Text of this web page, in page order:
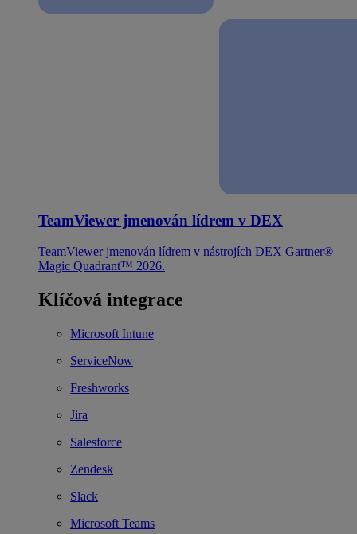
TeamViewer jmenován lídrem v DEX
TeamViewer jmenován lídrem v nástrojích DEX Gartner®
Magic Quadrant™ 2026.
Klíčová integrace
Microsoft Intune
ServiceNow
Freshworks
Jira
Salesforce
Zendesk
Slack
Microsoft Teams